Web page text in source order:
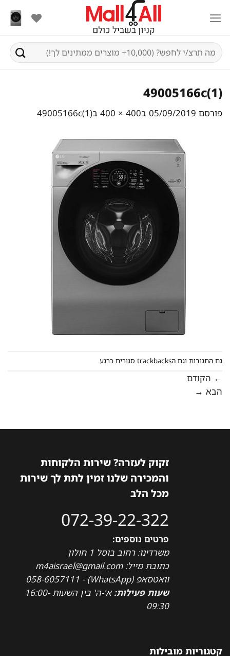
content
חיפוש
עבור:
49005166c(1)
פורסם 05/09/2019 ב400 × 400 ב49005166c(1)
גם התגובות וגם הtrackbacks סגורים כרגע.
← הקודם
הבא →
זקוק לעזרה? שירות הלקוחות
והמכירה שלנו זמין לתת לך שירות
מכל הלב
072-39-22-322
פרטים נוספים:
משרדינו: רחוב בוסל 1 חולון
כתובת מייל: m4aisrael@gmail.com
וואטסאפ (WhatsApp) - 058-6057111
שעות פעילות:
א'-ה' בין השעות 16:00-
09:30
קטגוריות מובילות